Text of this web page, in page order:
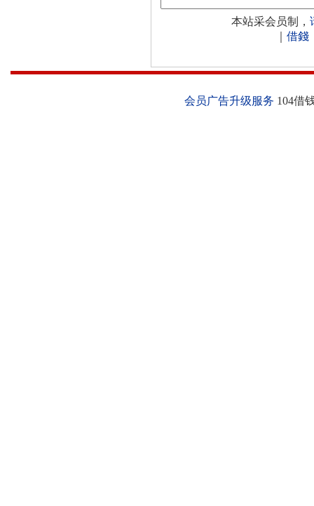
本站采会员制，
借錢
会员广告升级服务 104借